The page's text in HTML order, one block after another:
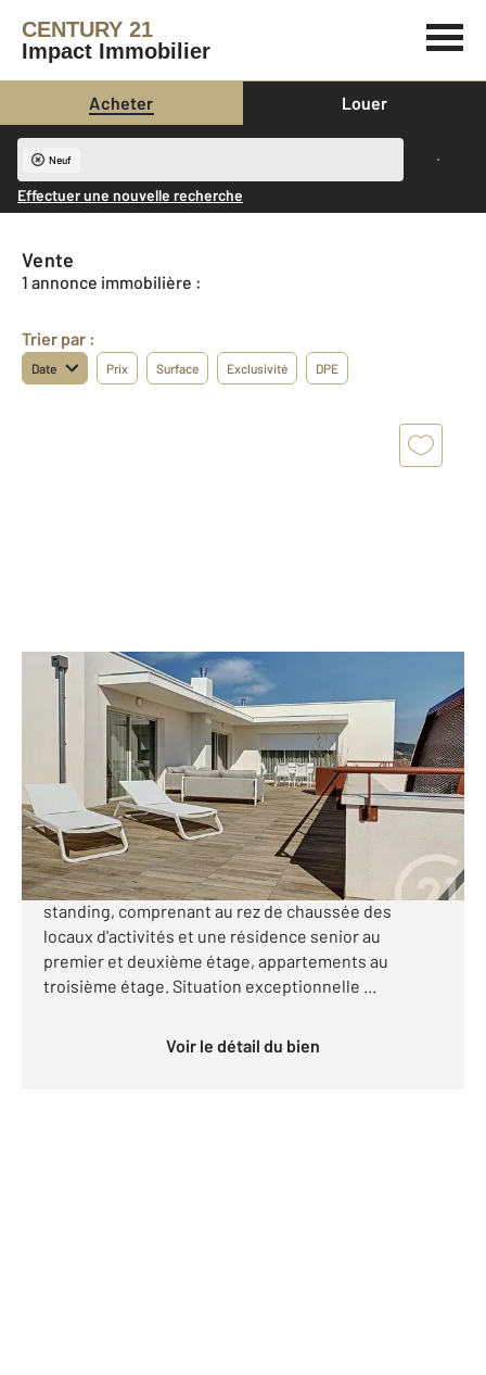
CENTURY 21
Impact Immobilier
Acheter Louer
Neuf
Effectuer une nouvelle recherche
Vente
1 annonce immobilière :
Trier par :
Date Prix Surface Exclusivité DPE
ALES 30
168,90 m 2, 4 pièces
Ref : 6550
Appartement F4 à vendre
588 000 €
A quelques dizaines de mètres des premiers
commerces et des services dans une résidence de
standing, comprenant au rez de chaussée des
locaux d'activités et une résidence senior au
premier et deuxième étage, appartements au
troisième étage. Situation exceptionnelle ...
Voir le détail du bien